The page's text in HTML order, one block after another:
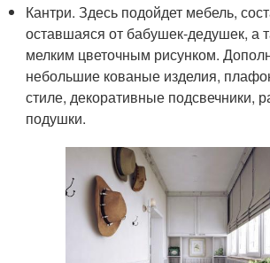
Кантри. Здесь подойдет мебель,
оставшаяся от бабушек-дедушек, а
мелким цветочным рисунком.
небольшие кованые изделия,
стиле, декоративные подсвечники,
подушки.